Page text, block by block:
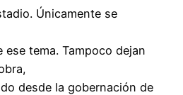
Únicamente se
tema. Tampoco dejan
desde la gobernación de